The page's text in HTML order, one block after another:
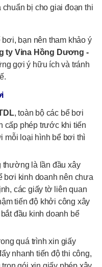
chuẩn bị cho giai đoạn thi
bạn nên tham khảo ý
ty Vina Hồng Dương -
gợi ý hữu ích và tránh
, toàn bộ các bể bơi
cấp phép trước khi tiến
mỗi loại hình bể bơi thì
thường là lần đầu xây
bơi kinh doanh nên chưa
các giấy tờ liên quan
tiến độ khởi công xây
đầu kinh doanh bể
quá trình xin giấy
nhanh tiến độ thi công,